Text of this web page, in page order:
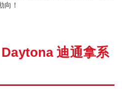
向！
迪通拿系